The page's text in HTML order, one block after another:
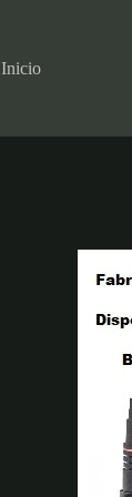
Inicio